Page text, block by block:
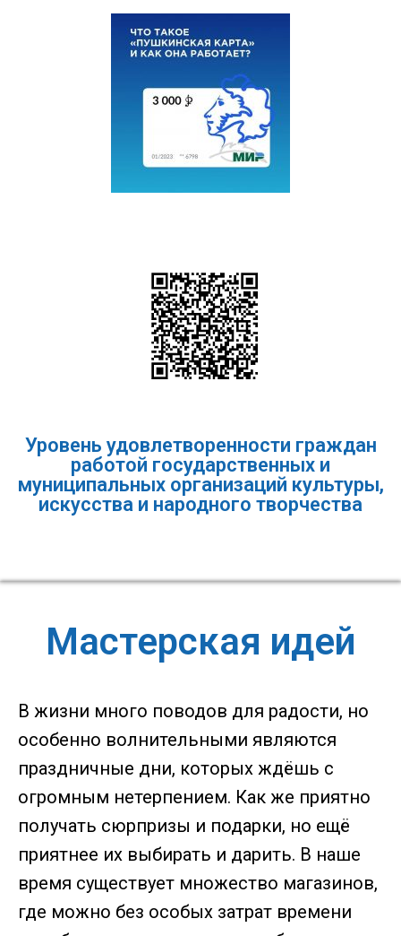
Уровень удовлетворенности граждан
работой государственных и
муниципальных организаций культуры,
искусства и народного творчества
Мастерская идей
В жизни много поводов для радости, но
особенно волнительными являются
праздничные дни, которых ждёшь с
огромным нетерпением. Как же приятно
получать сюрпризы и подарки, но ещё
приятнее их выбирать и дарить. В наше
время существует множество магазинов,
где можно без особых затрат времени